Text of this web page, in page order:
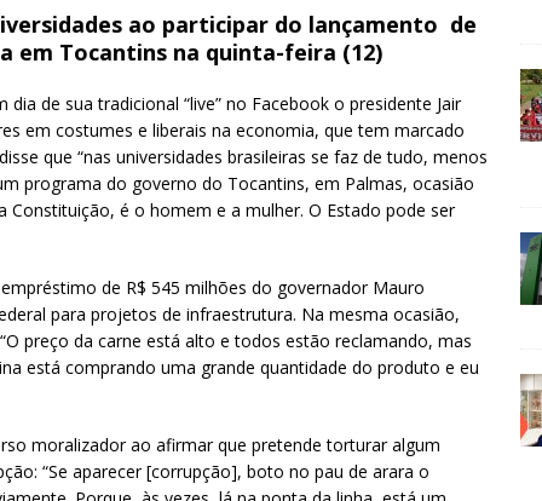
ao participar do lançamento de
em Tocantins na quinta-feira (12)
de sua tradicional “live” no Facebook o presidente Jair
em costumes e liberais na economia, que tem marcado
que “nas universidades brasileiras se faz de tudo, menos
programa do governo do Tocantins, em Palmas, ocasião
Constituição, é o homem e a mulher. O Estado pode ser
de R$ 545 milhões do governador Mauro
para projetos de infraestrutura. Na mesma ocasião,
preço da carne está alto e todos estão reclamando, mas
está comprando uma grande quantidade do produto e eu
moralizador ao afirmar que pretende torturar algum
“Se aparecer [corrupção], boto no pau de arara o